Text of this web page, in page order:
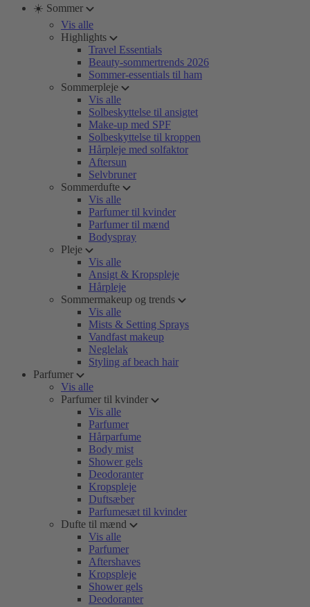
☀️ Sommer
Vis alle
Highlights
Travel Essentials
Beauty-sommertrends 2026
Sommer-essentials til ham
Sommerpleje
Vis alle
Solbeskyttelse til ansigtet
Make-up med SPF
Solbeskyttelse til kroppen
Hårpleje med solfaktor
Aftersun
Selvbruner
Sommerdufte
Vis alle
Parfumer til kvinder
Parfumer til mænd
Bodyspray
Pleje
Vis alle
Ansigt & Kropspleje
Hårpleje
Sommermakeup og trends
Vis alle
Mists & Setting Sprays
Vandfast makeup
Neglelak
Styling af beach hair
Parfumer
Vis alle
Parfumer til kvinder
Vis alle
Parfumer
Hårparfume
Body mist
Shower gels
Deodoranter
Kropspleje
Duftsæber
Parfumesæt til kvinder
Dufte til mænd
Vis alle
Parfumer
Aftershaves
Kropspleje
Shower gels
Deodoranter